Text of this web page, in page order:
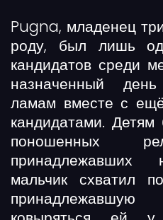
Pugna, младенец
роду, был лишь
кандидатов среди
назначенный
ламам вместе с
кандидатами.
поношенных
принадлежавших
мальчик схватил